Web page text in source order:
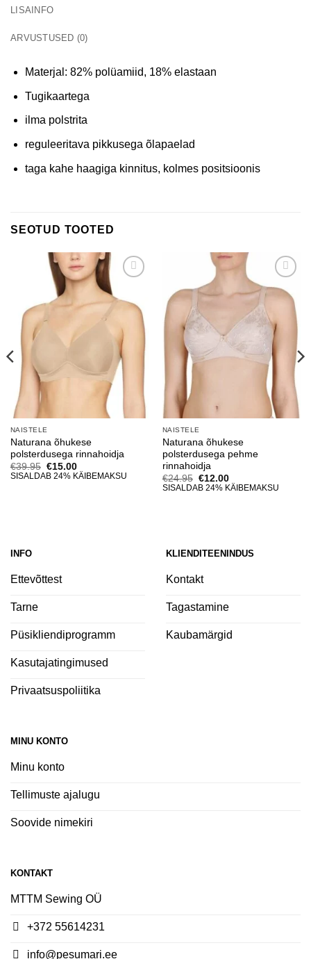
LISAINFO
ARVUSTUSED (0)
Materjal: 82% polüamiid, 18% elastaan
Tugikaartega
ilma polstrita
reguleeritava pikkusega õlapaelad
taga kahe haagiga kinnitus, kolmes positsioonis
SEOTUD TOOTED
Lisa
soovinimekirja
NAISTELE
Naturana õhukese
polsterdusega rinnahoidja
€39.95 Algne
hind
€15.00Current
price
SISALDAB 24% KÄIBEMAKSU
Lisa
soovinimekirja
NAISTELE
Naturana õhukese
polsterdusega pehme
rinnahoidja
€24.95 Algne
hind
€12.00Current
price
SISALDAB 24% KÄIBEMAKSU
INFO
Ettevõttest
Tarne
Püsikliendiprogramm
Kasutajatingimused
Privaatsuspoliitika
KLIENDITEENINDUS
Kontakt
Tagastamine
Kaubamärgid
MINU KONTO
Minu konto
Tellimuste ajalugu
Soovide nimekiri
KONTAKT
MTTM Sewing OÜ
+372 55614231
info@pesumari.ee